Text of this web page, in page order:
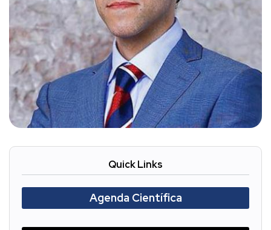
Quick Links
Agenda Científica